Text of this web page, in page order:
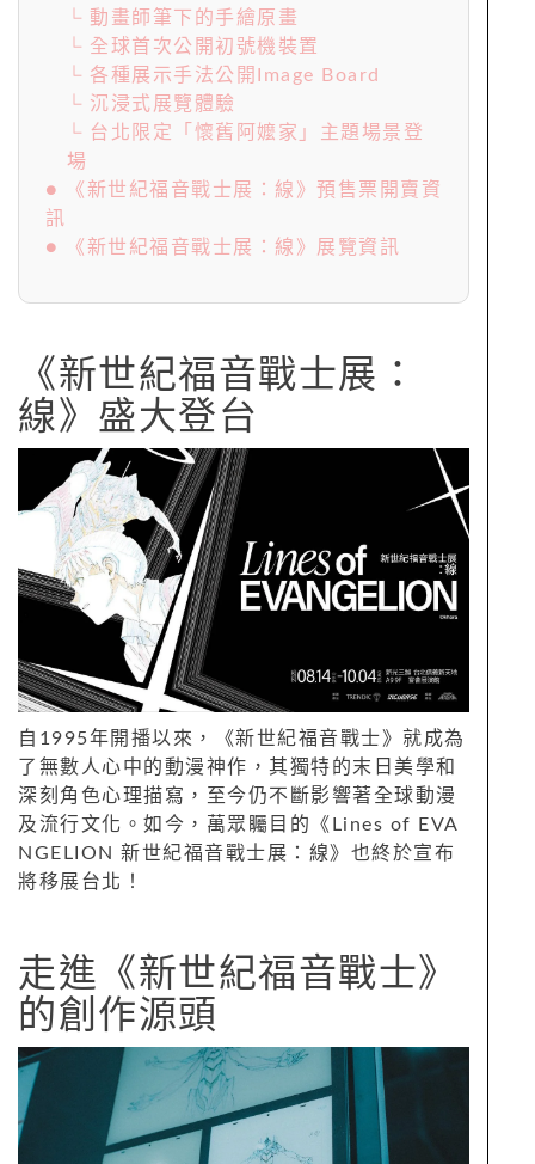
└ 動畫師筆下的手繪原畫
└ 全球首次公開初號機裝置
└ 各種展示手法公開Image Board
└ 沉浸式展覽體驗
└ 台北限定「懷舊阿嬤家」主題場景登
場
● 《新世紀福音戰士展：線》預售票開賣資
訊
● 《新世紀福音戰士展：線》展覽資訊
《新世紀福音戰士展：
線》盛大登台
自1995年開播以來，《新世紀福音戰士》就成為
了無數人心中的動漫神作，其獨特的末日美學和
深刻角色心理描寫，至今仍不斷影響著全球動漫
及流行文化。如今，萬眾矚目的《Lines of EVA
NGELION 新世紀福音戰士展：線》也終於宣布
將移展台北！
走進《新世紀福音戰士》
的創作源頭